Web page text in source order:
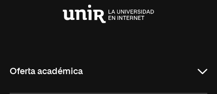
Oferta académica